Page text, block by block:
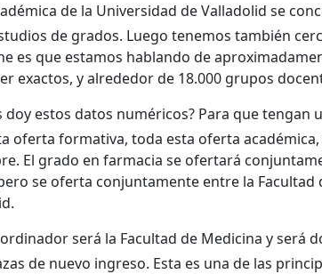
de la Universidad de Valladolid se
de grados. Luego tenemos también
es que estamos hablando de
exactos, y alrededor de 18.000 grupos
doy estos datos numéricos? Para que tengan
oferta formativa, toda esta oferta
El grado en farmacia se ofertará
se oferta conjuntamente entre la Facultad
será la Facultad de Medicina y será
de nuevo ingreso. Esta es una de las